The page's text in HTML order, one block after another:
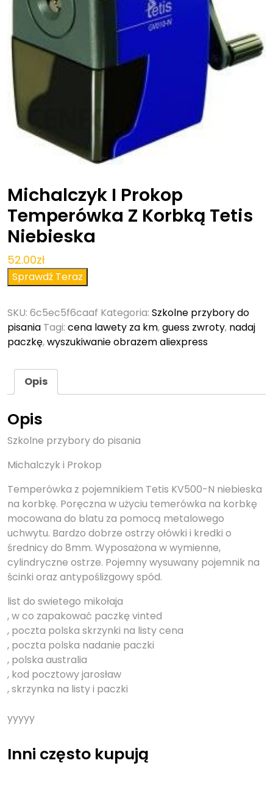
Michalczyk I Prokop
Temperówka Z Korbką Tetis
Niebieska
52.00zł
Sprawdź Teraz
SKU: 6c5ec5f6caaf Kategoria: Szkolne przybory do
pisania Tagi: cena lawety za km,guess zwroty, nadaj
paczkę,wyszukiwanie obrazem aliexpress
Opis
Opis
Szkolne przybory do pisania
Michalczyk i Prokop
Temperówka z pojemnikiem Tetis KV500-N niebieska
na korbkę. Poręczna w użyciu temerówka na korbkę
mocowana do blatu za pomocą metalowego
uchwytu. Bardzo dobrze ostrzy ołówki i kredki o
średnicy do 8mm. Wyposażona w wymienne,
cylindryczne ostrze. Pojemny wysuwany pojemnik na
ścinki oraz antypoślizgowy spód.
list do swietego mikołaja
, w co zapakować paczkę vinted
, poczta polska skrzynki na listy cena
, poczta polska nadanie paczki
, polska australia
, kod pocztowy jarosław
, skrzynka na listy i paczki
yyyyy
Inni często kupują